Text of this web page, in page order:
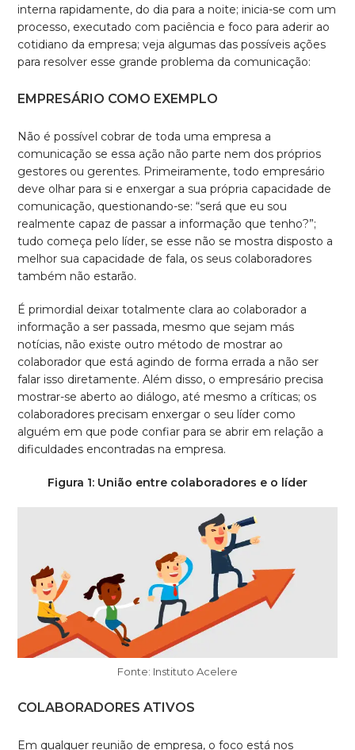
interna rapidamente, do dia para a noite; inicia-se com um
processo, executado com paciência e foco para aderir ao
cotidiano da empresa; veja algumas das possíveis ações
para resolver esse grande problema da comunicação:
EMPRESÁRIO COMO EXEMPLO
Não é possível cobrar de toda uma empresa a
comunicação se essa ação não parte nem dos próprios
gestores ou gerentes. Primeiramente, todo empresário
deve olhar para si e enxergar a sua própria capacidade de
comunicação, questionando-se: “será que eu sou
realmente capaz de passar a informação que tenho?”;
tudo começa pelo líder, se esse não se mostra disposto a
melhor sua capacidade de fala, os seus colaboradores
também não estarão.
É primordial deixar totalmente clara ao colaborador a
informação a ser passada, mesmo que sejam más
notícias, não existe outro método de mostrar ao
colaborador que está agindo de forma errada a não ser
falar isso diretamente. Além disso, o empresário precisa
mostrar-se aberto ao diálogo, até mesmo a críticas; os
colaboradores precisam enxergar o seu líder como
alguém em que pode confiar para se abrir em relação a
dificuldades encontradas na empresa.
Figura 1: União entre colaboradores e o líder
Fonte: Instituto Acelere
COLABORADORES ATIVOS
Em qualquer reunião de empresa, o foco está nos